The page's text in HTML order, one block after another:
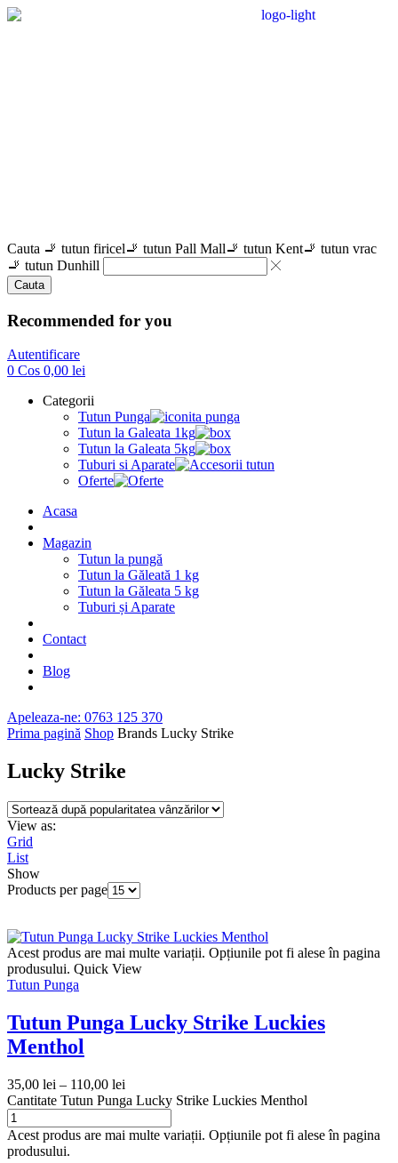
Cauta 🚬 tutun firicel🚬 tutun Pall Mall🚬 tutun Kent🚬 tutun vrac
🚬 tutun Dunhill
Cauta
Recommended for you
Autentificare
0 Cos 0,00 lei
Categorii
Tutun Punga
Tutun la Galeata 1kg
Tutun la Galeata 5kg
Tuburi si Aparate
Oferte
Acasa
Magazin
Tutun la pungă
Tutun la Găleată 1 kg
Tutun la Găleata 5 kg
Tuburi și Aparate
Contact
Blog
Apeleaza-ne: 0763 125 370
Prima pagină Shop Brands Lucky Strike
Lucky Strike
View as:
Grid
List
Show
Products per page
Acest produs are mai multe variații. Opțiunile pot fi alese în pagina
produsului. Quick View
Tutun Punga
Tutun Punga Lucky Strike Luckies
Menthol
35,00 lei – 110,00 lei
Cantitate Tutun Punga Lucky Strike Luckies Menthol
Acest produs are mai multe variații. Opțiunile pot fi alese în pagina
produsului.